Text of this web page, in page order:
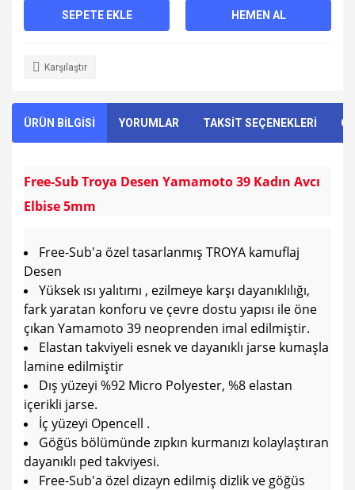
SEPETE EKLE HEMEN AL
Karşılaştır
ÜRÜN BİLGİSİ YORUMLAR TAKSİT SEÇENEKLERİ
Free-Sub Troya Desen Yamamoto 39 Kadın Avcı
Elbise 5mm
Free-Sub'a özel tasarlanmış TROYA kamuflaj
Desen
Yüksek ısı yalıtımı , ezilmeye karşı dayanıklılığı,
fark yaratan konforu ve çevre dostu yapısı ile öne
çıkan Yamamoto 39 neoprenden imal edilmiştir.
Elastan takviyeli esnek ve dayanıklı jarse kumaşla
lamine edilmiştir
Dış yüzeyi %92 Micro Polyester, %8 elastan
içerikli jarse.
İç yüzeyi Opencell .
Göğüs bölümünde zıpkın kurmanızı kolaylaştıran
dayanıklı ped takviyesi.
Free-Sub'a özel dizayn edilmiş dizlik ve göğüs